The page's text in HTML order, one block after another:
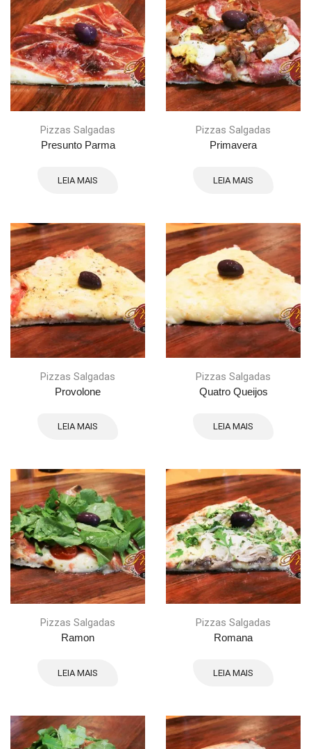
Pizzas Salgadas
Presunto Parma
LEIA MAIS
Pizzas Salgadas
Primavera
LEIA MAIS
Pizzas Salgadas
Provolone
LEIA MAIS
Pizzas Salgadas
Quatro Queijos
LEIA MAIS
Pizzas Salgadas
Ramon
LEIA MAIS
Pizzas Salgadas
Romana
LEIA MAIS